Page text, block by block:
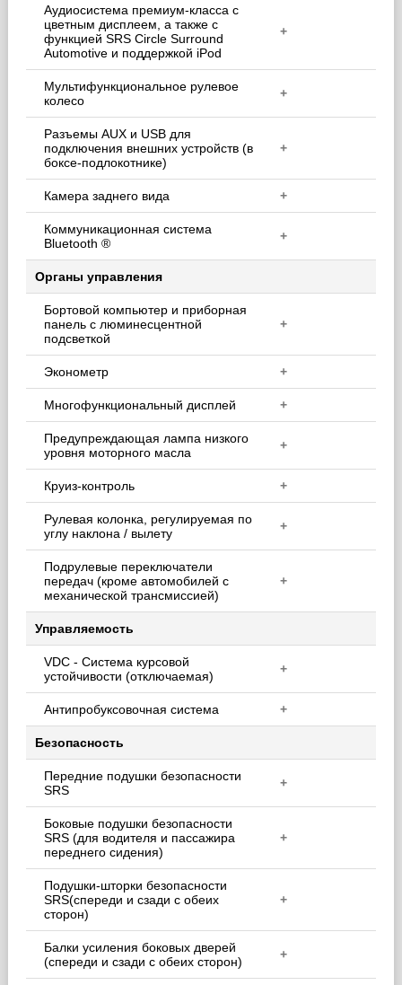
Аудиосистема премиум-класса с
цветным дисплеем, а также с
функцией SRS Circle Surround
Automotive и поддержкой iPod
+
Мультифункциональное рулевое
колесо
+
Разъемы AUX и USB для
подключения внешних устройств (в
боксе-подлокотнике)
+
Камера заднего вида +
Коммуникационная система
Bluetooth ®
+
Органы управления
Бортовой компьютер и приборная
панель с люминесцентной
подсветкой
+
Эконометр +
Многофункциональный дисплей +
Предупреждающая лампа низкого
уровня моторного масла
+
Круиз-контроль +
Рулевая колонка, регулируемая по
углу наклона / вылету
+
Подрулевые переключатели
передач (кроме автомобилей с
механической трансмиссией)
+
Управляемость
VDC - Система курсовой
устойчивости (отключаемая)
+
Антипробуксовочная система +
Безопасность
Передние подушки безопасности
SRS
+
Боковые подушки безопасности
SRS (для водителя и пассажира
переднего сидения)
+
Подушки-шторки безопасности
SRS(спереди и сзади с обеих
сторон)
+
Балки усиления боковых дверей
(спереди и сзади с обеих сторон)
+